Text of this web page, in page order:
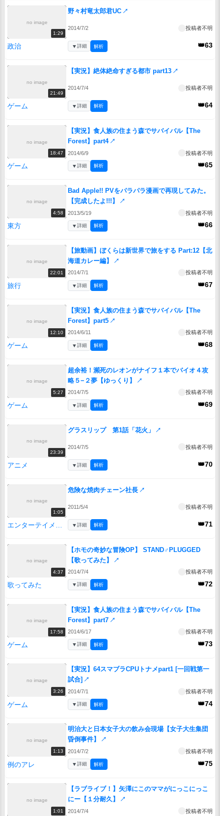
no image
1:29
野々村竜太郎君UC ↗
2014/7/2 投稿者不明
政治 👑63
▼詳細 解析
no image
21:49
【実況】絶体絶命すぎる都市 part13 ↗
2014/7/4 投稿者不明
ゲーム 👑64
▼詳細 解析
no image
18:47
【実況】食人族の住まう森でサバイバル【The
Forest】part4 ↗
2014/6/9 投稿者不明
ゲーム 👑65
▼詳細 解析
no image
4:58
Bad Apple!! PVをパラパラ漫画で再現してみた。
【完成したよ!!!】
↗
2013/5/19 投稿者不明
東方 👑66
▼詳細 解析
no image
22:01
【旅動画】ぼくらは新世界で旅をする Part:12【北
海道カレー編】
↗
2014/7/1 投稿者不明
旅行 👑67
▼詳細 解析
no image
12:10
【実況】食人族の住まう森でサバイバル【The
Forest】part5 ↗
2014/6/11 投稿者不明
ゲーム 👑68
▼詳細 解析
no image
5:27
超余裕！瀕死のレオンがナイフ１本でバイオ４攻
略５−２夢【ゆっくり】
↗
2014/7/5 投稿者不明
ゲーム 👑69
▼詳細 解析
no image
23:39
グラスリップ 第1話「花火」 ↗
2014/7/5 投稿者不明
アニメ 👑70
▼詳細 解析
no image
1:05
危険な焼肉チェーン社長 ↗
2011/5/4 投稿者不明
👑71
▼詳細 解析
no image
4:37
【ホモの奇妙な冒険OP】 STAND♂PLUGGED
【歌ってみた】
↗
2014/7/4 投稿者不明
歌ってみた 👑72
▼詳細 解析
no image
17:58
【実況】食人族の住まう森でサバイバル【The
Forest】part7 ↗
2014/6/17 投稿者不明
ゲーム 👑73
▼詳細 解析
no image
3:26
【実況】64スマブラCPUトナメpart1 [一回戦第一
試合] ↗
2014/7/1 投稿者不明
ゲーム 👑74
▼詳細 解析
no image
1:13
明治大と日本女子大の飲み会現場【女子大生集団
昏倒事件】
↗
2014/7/2 投稿者不明
例のアレ 👑75
▼詳細 解析
no image
1:01
【ラブライブ！】矢澤にこのママがにっこにっこ
にー【１分耐久】
↗
2014/7/4 投稿者不明